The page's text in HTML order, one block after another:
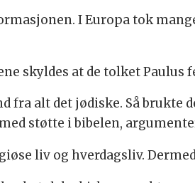
I Europa tok
skyldes at de tolket Paulus
fra alt det jødiske. Så brukte
støtte i bibelen,
liv og hverdagsliv.